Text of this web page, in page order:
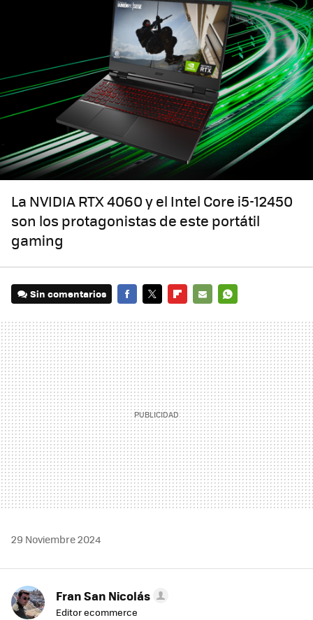
La NVIDIA RTX 4060 y el Intel Core i5-12450
son los protagonistas de este portátil
gaming
Sin comentarios
MAIL
29 Noviembre 2024
Fran San Nicolás
Editor ecommerce